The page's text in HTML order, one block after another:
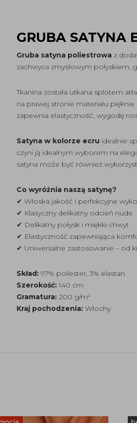
GRUBA SATYNA
Gruba satyna poliestrowa z
zachwyca zmysłowym połyskiem,
Tkanina została utkana splotem
na prawej stronie materiału
zapewnia elastyczność, wygodę
Satyna w kolorze ecru idealnie
czyni ją idealnym wyborem na
satyna może być również
Co wyróżnia naszą satynę?
✔ Włoska jakość i perfekcyjne
✔ Klasyczny delikatny odcień nude
✔ Delikatny połysk i miękki chwyt
✔ Elastyczność zapewniająca
✔ Uniwersalne zastosowanie – od
Skład: 97% poliester, 3% elastan
Szerokość: 140 cm
Gramatura: 200 g/m²
Kraj pochodzenia: Włochy